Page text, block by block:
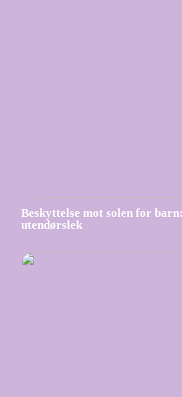
Beskyttelse mot solen for
utendørslek